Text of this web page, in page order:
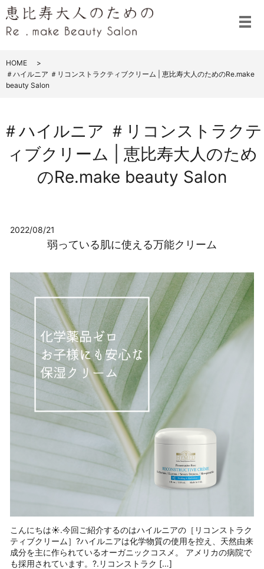
メ
HOME
＃ハイルニア ＃リコンストラクティブクリーム | 恵比寿大人のためのRe.make
beauty Salon
＃ハイルニア ＃リコンストラクテ
ィブクリーム | 恵比寿大人のため
のRe.make beauty Salon
2022/08/21
弱っている肌に使える万能クリーム
こんにちは☀️.今回ご紹介するのはハイルニアの［リコンストラク
ティブクリーム］?ハイルニアは化学物質の使用を控え、天然由来
成分を主に作られているオーガニックコスメ。 アメリカの病院で
も採用されています。?.リコンストラク […]